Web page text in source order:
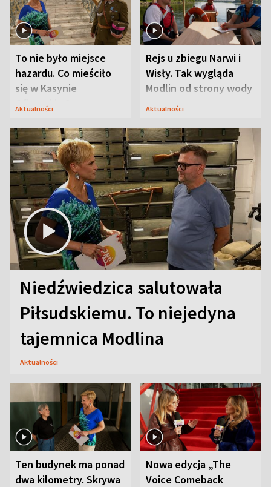
To nie było miejsce
hazardu. Co mieściło
się w Kasynie
Oficerskim?
Aktualności
Rejs u zbiegu Narwi i
Wisły. Tak wygląda
Modlin od strony wody
Aktualności
Niedźwiedzica salutowała
Piłsudskiemu. To niejedyna
tajemnica Modlina
Aktualności
Ten budynek ma ponad
dwa kilometry. Skrywa
Nowa edycja „The
Voice Comeback